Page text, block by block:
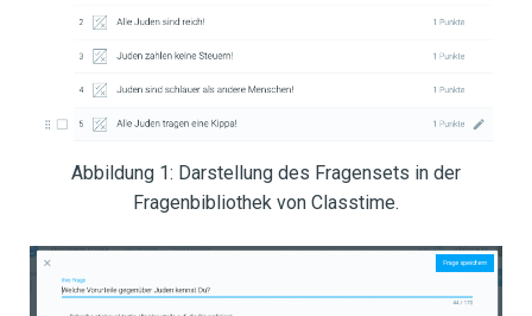
Abbildung 1: Darstellung des Fragensets in der
Fragenbibliothek von Classtime.